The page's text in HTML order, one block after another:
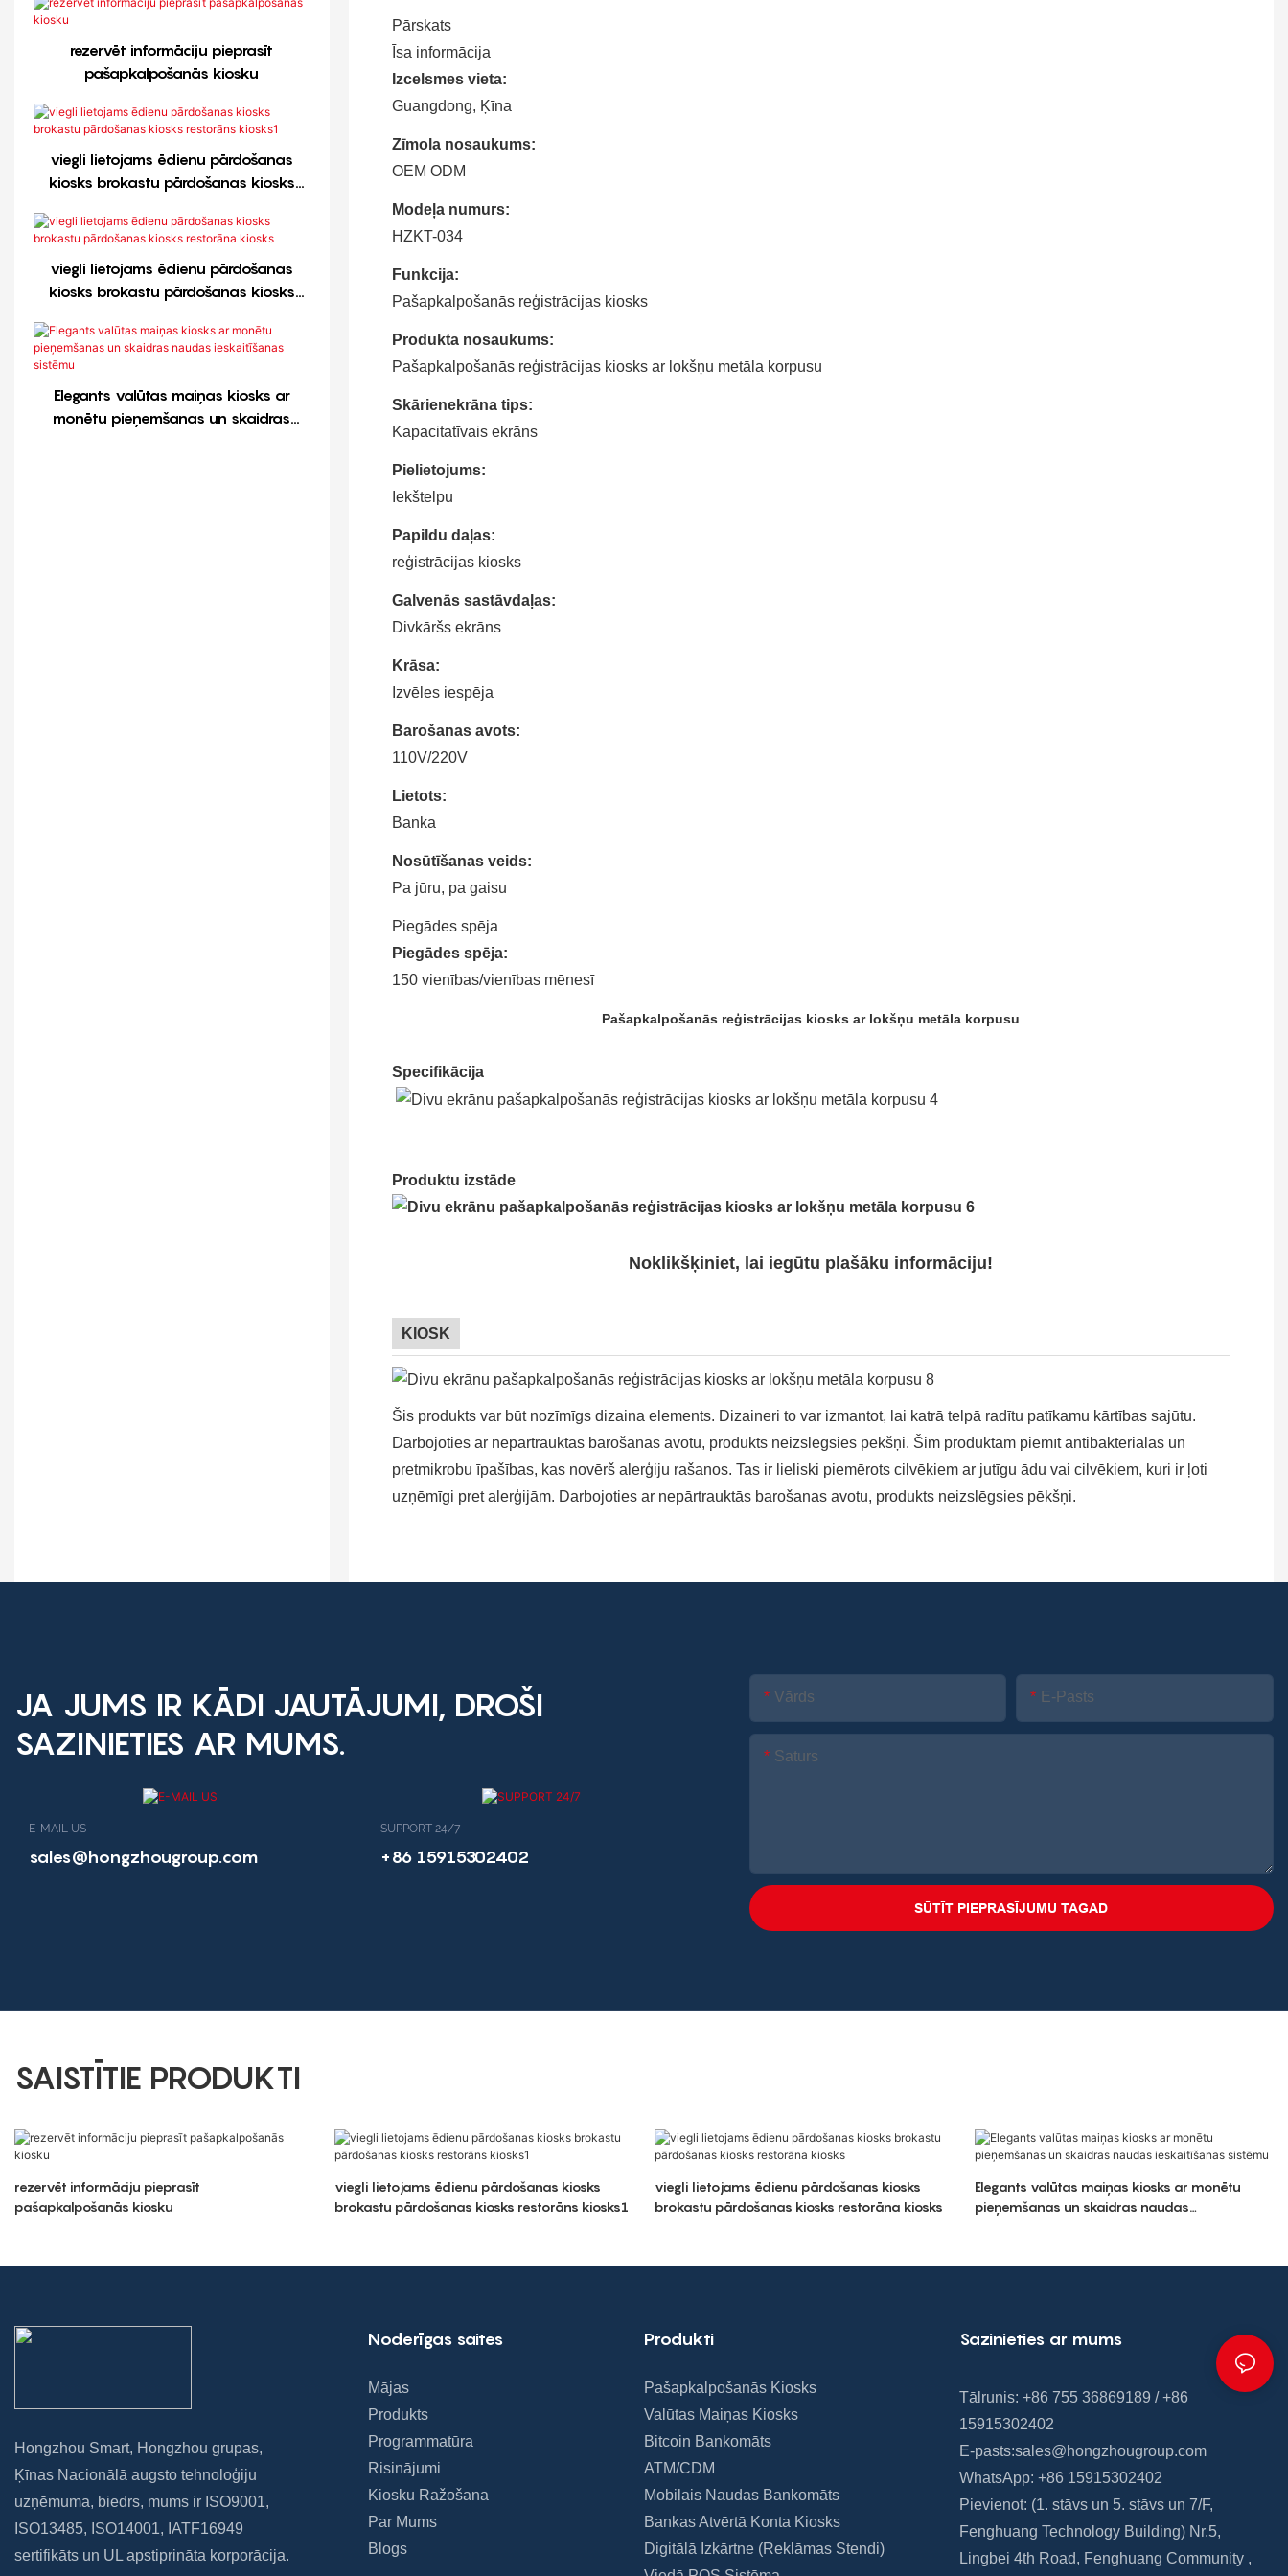
Pārskats
Īsa informācija
Izcelsmes vieta:
Guangdong, Ķīna
Zīmola nosaukums:
OEM ODM
Modeļa numurs:
HZKT-034
Funkcija:
Pašapkalpošanās reģistrācijas kiosks
Produkta nosaukums:
Pašapkalpošanās reģistrācijas kiosks ar lokšņu metāla korpusu
Skārienekrāna tips:
Kapacitatīvais ekrāns
Pielietojums:
Iekštelpu
Papildu daļas:
reģistrācijas kiosks
Galvenās sastāvdaļas:
Divkāršs ekrāns
Krāsa:
Izvēles iespēja
Barošanas avots:
110V/220V
Lietots:
Banka
Nosūtīšanas veids:
Pa jūru, pa gaisu
Piegādes spēja
Piegādes spēja:
150 vienības/vienības mēnesī
Pašapkalpošanās reģistrācijas kiosks ar lokšņu metāla korpusu
Specifikācija
Produktu izstāde
Noklikšķiniet, lai iegūtu plašāku informāciju!
KIOSK
Šis produkts var būt nozīmīgs dizaina elements. Dizaineri to var izmantot, lai katrā telpā radītu patīkamu kārtības sajūtu.
Darbojoties ar nepārtrauktās barošanas avotu, produkts neizslēgsies pēkšņi. Šim produktam piemīt antibakteriālas un
pretmikrobu īpašības, kas novērš alerģiju rašanos. Tas ir lieliski piemērots cilvēkiem ar jutīgu ādu vai cilvēkiem, kuri ir ļoti
uzņēmīgi pret alerģijām. Darbojoties ar nepārtrauktās barošanas avotu, produkts neizslēgsies pēkšņi.
rezervēt informāciju pieprasīt
pašapkalpošanās kiosku
viegli lietojams ēdienu pārdošanas
kiosks brokastu pārdošanas kiosks
viegli lietojams ēdienu pārdošanas
kiosks brokastu pārdošanas kiosks
Elegants valūtas maiņas kiosks ar
monētu pieņemšanas un skaidras
JA JUMS IR KĀDI JAUTĀJUMI, DROŠI
SAZINIETIES AR MUMS.
E-MAIL US
sales@hongzhougroup.com
SUPPORT 24/7
+86 15915302402
Vārds E-Pasts
Saturs
SŪTĪT PIEPRASĪJUMU TAGAD
SAISTĪTIE PRODUKTI
rezervēt informāciju pieprasīt
pašapkalpošanās kiosku
viegli lietojams ēdienu pārdošanas kiosks
brokastu pārdošanas kiosks restorāns kiosks1
viegli lietojams ēdienu pārdošanas kiosks
brokastu pārdošanas kiosks restorāna kiosks
Elegants valūtas maiņas kiosks ar monētu
pieņemšanas un skaidras naudas
Hongzhou Smart, Hongzhou grupas,
Ķīnas Nacionālā augsto tehnoloģiju
uzņēmuma, biedrs, mums ir ISO9001,
ISO13485, ISO14001, IATF16949
sertifikāts un UL apstiprināta korporācija.
Noderīgas saites
Mājas
Produkts
Programmatūra
Risinājumi
Kiosku Ražošana
Par Mums
Blogs
Produkti
Pašapkalpošanās Kiosks
Valūtas Maiņas Kiosks
Bitcoin Bankomāts
ATM/CDM
Mobilais Naudas Bankomāts
Bankas Atvērtā Konta Kiosks
Digitālā Izkārtne (reklāmas Stendi)
Sazinieties ar mums
Tālrunis: +86 755 36869189 / +86
15915302402
E-pasts:sales@hongzhougroup.com
WhatsApp: +86 15915302402
Pievienot: (1. stāvs un 5. stāvs un 7/F,
Fenghuang Technology Building)Nr.5,
Lingbei 4th Road, Fenghuang Community ,